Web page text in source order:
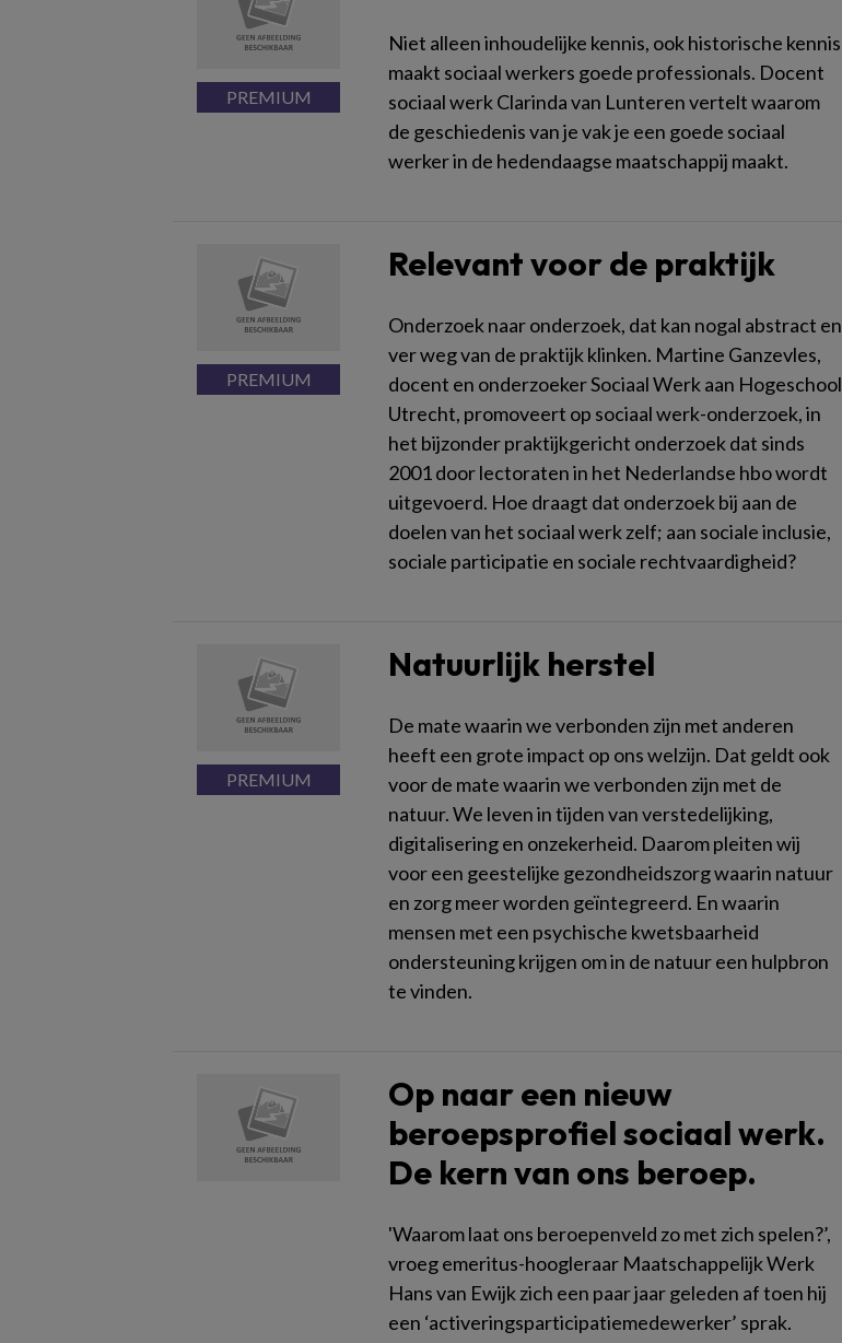
Niet alleen inhoudelijke kennis, ook historische kennis
maakt sociaal werkers goede professionals. Docent
sociaal werk Clarinda van Lunteren vertelt waarom
de geschiedenis van je vak je een goede sociaal
werker in de hedendaagse maatschappij maakt.
Relevant voor de praktijk
Onderzoek naar onderzoek, dat kan nogal abstract en
ver weg van de praktijk klinken. Martine Ganzevles,
docent en onderzoeker Sociaal Werk aan Hogeschool
Utrecht, promoveert op sociaal werk-onderzoek, in
het bijzonder praktijkgericht onderzoek dat sinds
2001 door lectoraten in het Nederlandse hbo wordt
uitgevoerd. Hoe draagt dat onderzoek bij aan de
doelen van het sociaal werk zelf; aan sociale inclusie,
sociale participatie en sociale rechtvaardigheid?
Natuurlijk herstel
De mate waarin we verbonden zijn met anderen
heeft een grote impact op ons welzijn. Dat geldt ook
voor de mate waarin we verbonden zijn met de
natuur. We leven in tijden van verstedelijking,
digitalisering en onzekerheid. Daarom pleiten wij
voor een geestelijke gezondheidszorg waarin natuur
en zorg meer worden geïntegreerd. En waarin
mensen met een psychische kwetsbaarheid
ondersteuning krijgen om in de natuur een hulpbron
te vinden.
Op naar een nieuw
beroepsprofiel sociaal werk.
De kern van ons beroep.
'Waarom laat ons beroepenveld zo met zich spelen?’,
vroeg emeritus-hoogleraar Maatschappelijk Werk
Hans van Ewijk zich een paar jaar geleden af toen hij
een ‘activeringsparticipatiemedewerker’ sprak.